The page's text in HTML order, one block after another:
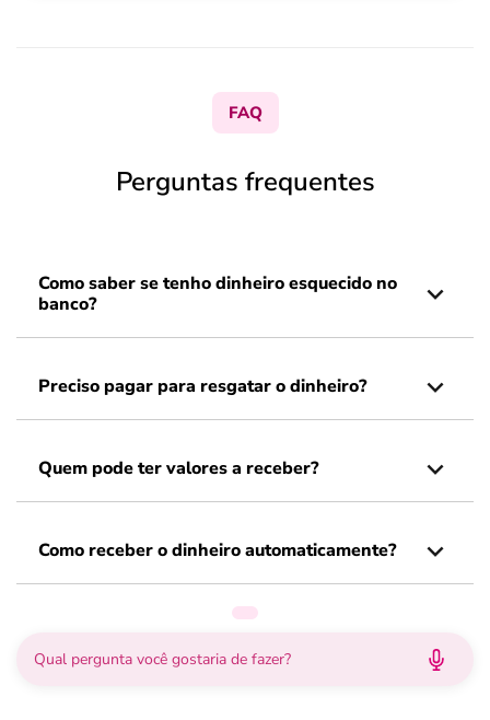
FAQ
Perguntas frequentes
Como saber se tenho dinheiro esquecido no
banco?
Preciso pagar para resgatar o dinheiro?
Quem pode ter valores a receber?
Como receber o dinheiro automaticamente?